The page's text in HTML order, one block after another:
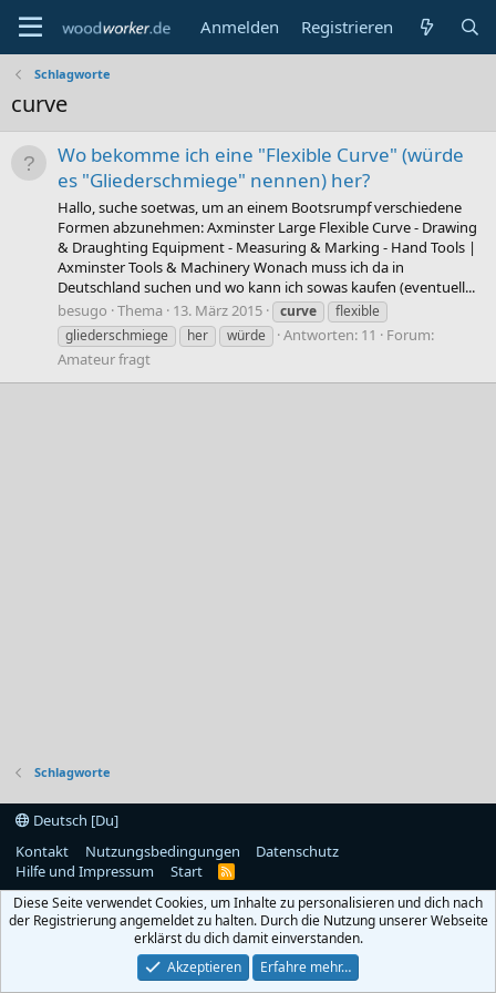
Anmelden Registrieren
Schlagworte
curve
Wo bekomme ich eine "Flexible Curve" (würde
es "Gliederschmiege" nennen) her?
Hallo, suche soetwas, um an einem Bootsrumpf verschiedene
Formen abzunehmen: Axminster Large Flexible Curve - Drawing
& Draughting Equipment - Measuring & Marking - Hand Tools |
Axminster Tools & Machinery Wonach muss ich da in
Deutschland suchen und wo kann ich sowas kaufen (eventuell...
besugo Thema 13. März 2015 curve
flexible
gliederschmiege
her würde Antworten: 11
Forum:
Amateur fragt
Schlagworte
Deutsch [Du]
Kontakt
Nutzungsbedingungen
Datenschutz
Hilfe und Impressum
Start
R
S
Diese Seite verwendet Cookies, um Inhalte zu personalisieren und dich nach
der Registrierung angemeldet zu halten. Durch die Nutzung unserer Webseite
erklärst du dich damit einverstanden.
Akzeptieren
Erfahre mehr…